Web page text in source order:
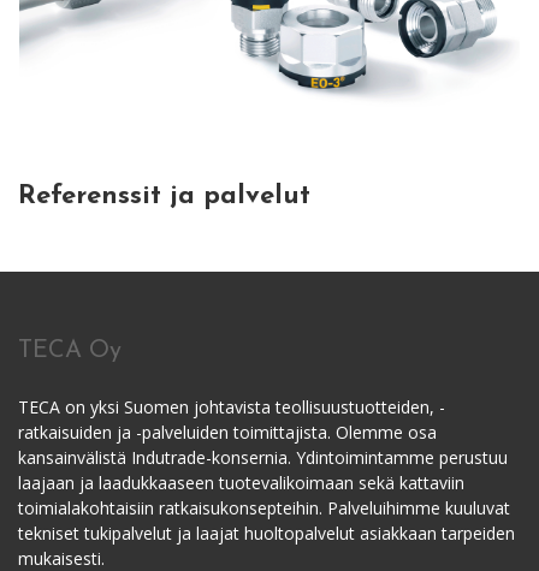
Referenssit ja palvelut
TECA Oy
TECA on yksi Suomen johtavista teollisuustuotteiden, -
ratkaisuiden ja -palveluiden toimittajista. Olemme osa
kansainvälistä Indutrade-konsernia. Ydintoimintamme perustuu
laajaan ja laadukkaaseen tuotevalikoimaan sekä kattaviin
toimialakohtaisiin ratkaisukonsepteihin. Palveluihimme kuuluvat
tekniset tukipalvelut ja laajat huoltopalvelut asiakkaan tarpeiden
mukaisesti.